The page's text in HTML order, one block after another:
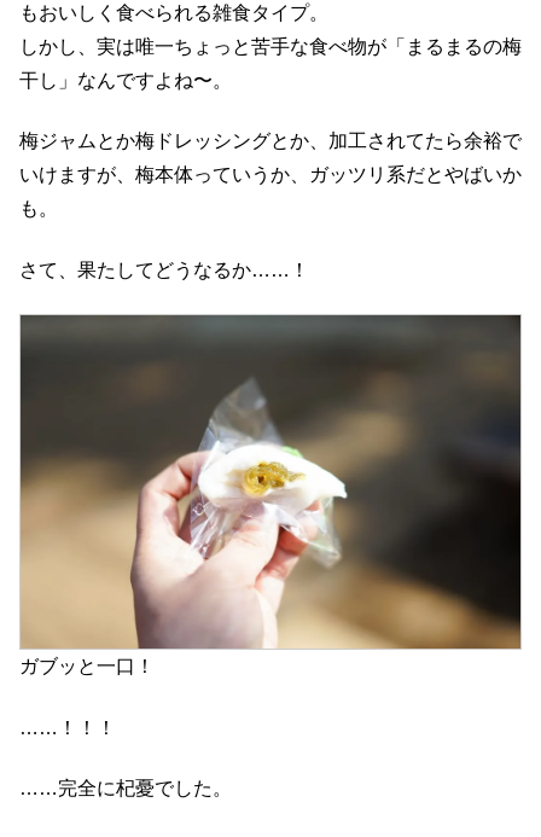
もおいしく食べられる雑食タイプ。
しかし、実は唯一ちょっと苦手な食べ物が「まるまるの梅
干し」なんですよね〜。
梅ジャムとか梅ドレッシングとか、加工されてたら余裕で
いけますが、梅本体っていうか、ガッツリ系だとやばいか
も。
さて、果たしてどうなるか……！
ガブッと一口！
……！！！
……完全に杞憂でした。